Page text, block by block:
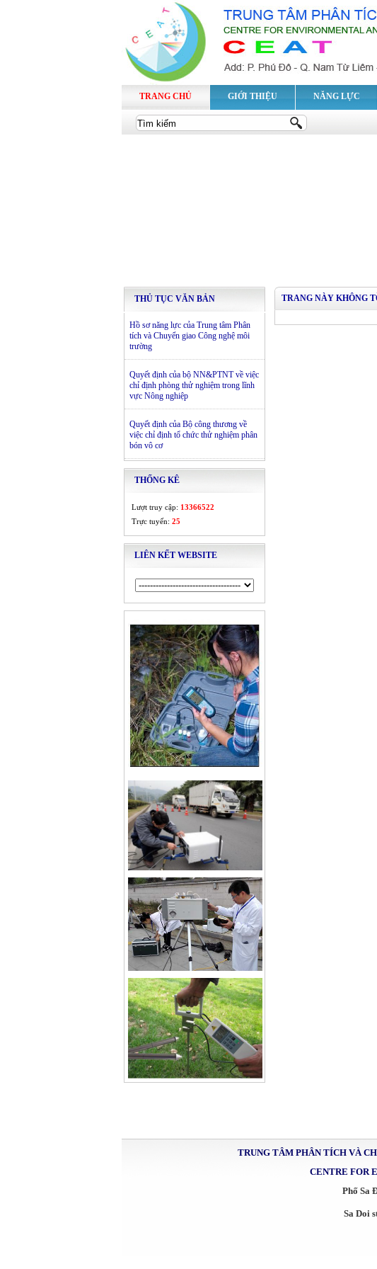
TRANG CHỦ GIỚI THIỆU NĂNG LỰC
THỦ TỤC VĂN BẢN
Hồ sơ năng lực của Trung tâm Phân
tích và Chuyển giao Công nghệ môi
trường
Quyết định của bộ NN&PTNT về việc
chỉ định phòng thử nghiệm trong lĩnh
vực Nông nghiệp
Quyết định của Bộ công thương về
việc chỉ định tổ chức thử nghiệm phân
bón vô cơ
THỐNG KÊ
Lượt truy cập: 13366522
Trực tuyến: 25
LIÊN KẾT WEBSITE
TRANG NÀY KHÔNG
TRUNG TÂM PHÂN TÍCH VÀ
CENTRE FOR
Phố Sa
Sa Doi